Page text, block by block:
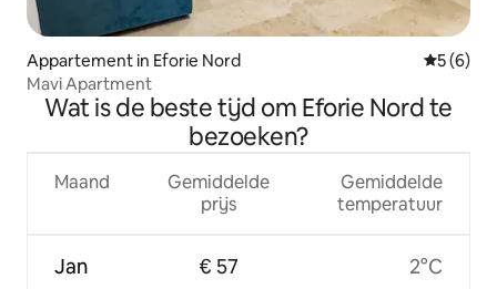
Appartement in Eforie Nord
5 (6)
Mavi Apartment
Wat is de beste tijd om Eforie Nord te
bezoeken?
Maand
Jan
Gemiddelde
prijs
€ 57
Gemiddelde
temperatuur
2°C